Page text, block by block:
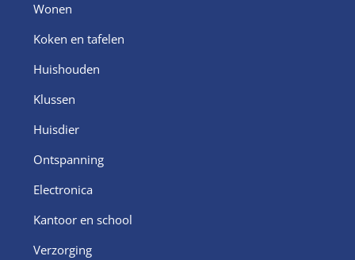
Wonen
Koken en tafelen
Huishouden
Klussen
Huisdier
Ontspanning
Electronica
Kantoor en school
Verzorging